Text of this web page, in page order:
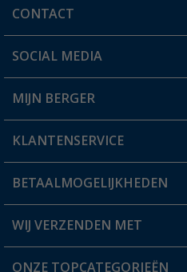
CONTACT
Een vraag?
Winkel vinden
SOCIAL MEDIA
MIJN BERGER
Mijn account
Status bestelling
Verlanglijstje
KLANTENSERVICE
FAQ & Contact
Verzendinformatie
BETAALMOGELIJKHEDEN
WIJ VERZENDEN MET
ONZE TOPCATEGORIEËN